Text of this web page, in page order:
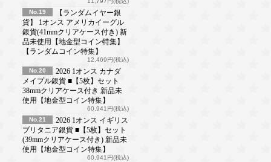
No.19
【ランダムイヤー銀
貨】 1オンス アメリカイーグル
銀貨(41mmクリアケース付き) 新
品未使用【地金型コイン特集】
【ランダムコイン特集】
12,469円(税込)
No.20
2026 1オンス カナダ
メイプル銀貨 ■【5枚】セット
38mmクリアケース付き 新品未
使用【地金型コイン特集】
60,941円(税込)
No.21
2026 1オンス イギリス
ブリタニア銀貨 ■【5枚】セット
(39mmクリアケース付き) 新品未
使用【地金型コイン特集】
60,941円(税込)